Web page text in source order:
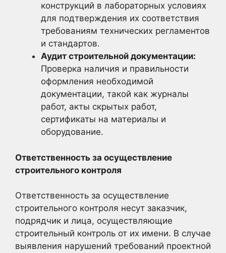
конструкций в лабораторных условиях
для подтверждения их соответствия
требованиям технических регламентов
и стандартов.
Аудит строительной документации:
Проверка наличия и правильности
оформления необходимой
документации, такой как журналы
работ, акты скрытых работ,
сертификаты на материалы и
оборудование.
Ответственность за осуществление
строительного контроля
Ответственность за осуществление
строительного контроля несут заказчик,
подрядчик и лица, осуществляющие
строительный контроль от их имени. В случае
выявления нарушений требований проектной